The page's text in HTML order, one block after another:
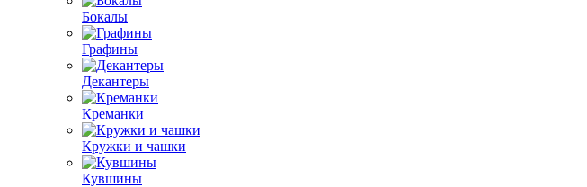
Бокалы
Графины
Декантеры
Креманки
Кружки и чашки
Кувшины